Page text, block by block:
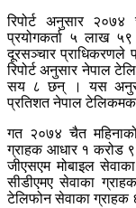
रिपोर्ट अनुसार
प्रयोगकर्ता ५ लाख
दूरसञ्चार प्राधिकरणले
रिपोर्ट अनुसार नेपाल
सय ८ छन् । यस
प्रतिशत नेपाल
गत २०७४ चैत
ग्राहक आधार १ करोड
जीएसएम मोबाइल
सीडीएमए सेवाका
टेलिफोन सेवाका